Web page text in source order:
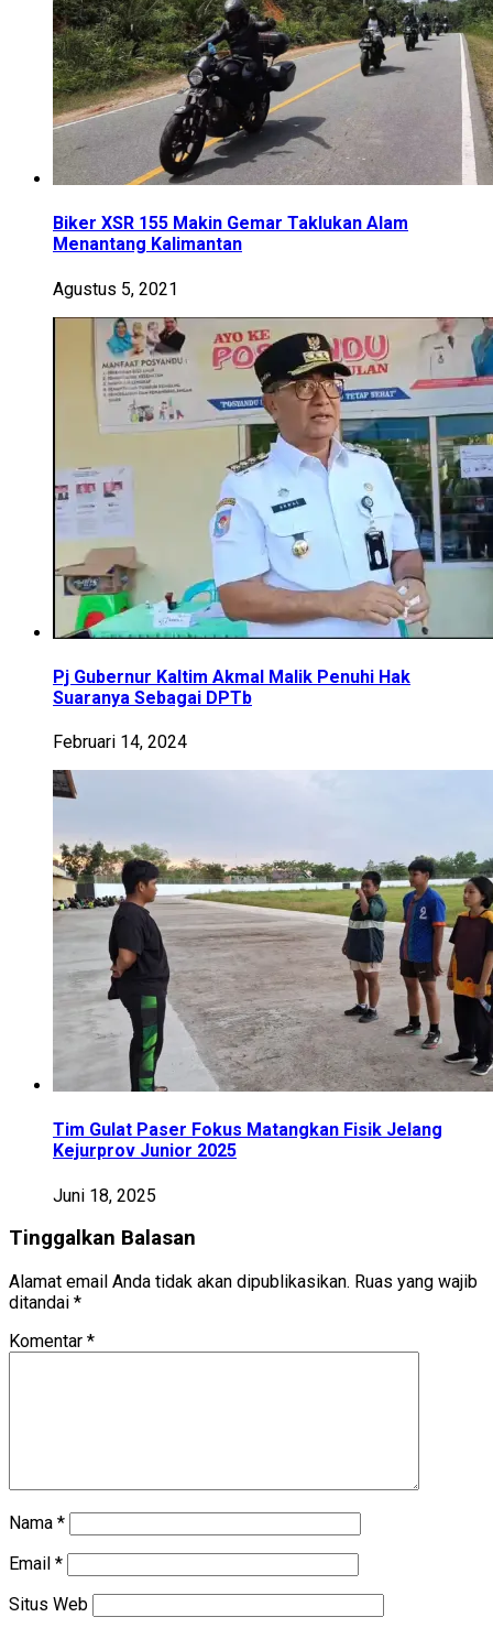
Biker XSR 155 Makin Gemar Taklukan Alam
Menantang Kalimantan
Agustus 5, 2021
Pj Gubernur Kaltim Akmal Malik Penuhi Hak
Suaranya Sebagai DPTb
Februari 14, 2024
Tim Gulat Paser Fokus Matangkan Fisik Jelang
Kejurprov Junior 2025
Juni 18, 2025
Tinggalkan Balasan
Alamat email Anda tidak akan dipublikasikan. Ruas yang wajib
ditandai *
Komentar *
Nama *
Email *
Situs Web